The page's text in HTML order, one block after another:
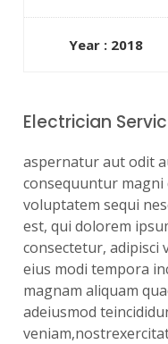
Year : 2018
Electrician
aspernatur aut odit
consequuntur
voluptatem sequi
est, qui dolorem
consectetur, adipisci
eius modi tempora
magnam aliquam
adeiusmod